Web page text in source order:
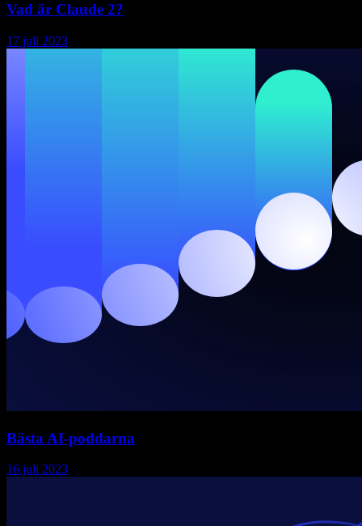
Vad är Claude 2?
17 juli 2023
Bästa AI-poddarna
16 juli 2023